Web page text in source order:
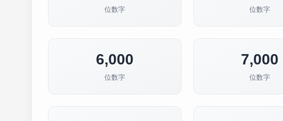
位数字 位数字
6,000
位数字
7,000
位数字